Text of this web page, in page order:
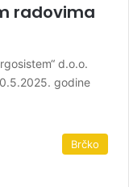
radovima
d.o.o.
godine
Brčko